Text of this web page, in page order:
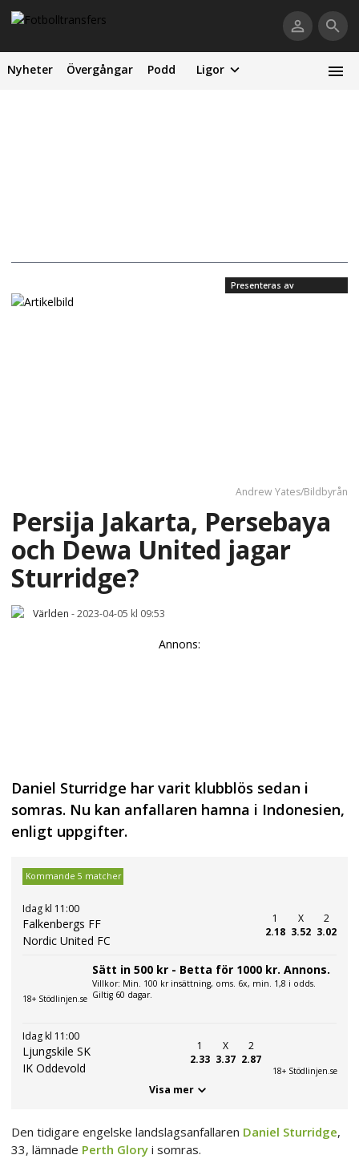
Nyheter Övergångar Podd Ligor
Presenteras av
Andrew Yates/Bildbyrån
Persija Jakarta, Persebaya
och Dewa United jagar
Sturridge?
Världen -2023-04-05 kl 09:53
Annons:
Daniel Sturridge har varit klubblös sedan i
somras. Nu kan anfallaren hamna i Indonesien,
enligt uppgifter.
Kommande 5 matcher
Idag kl 11:00
Falkenbergs FF
Nordic United FC
1
2.18
X
3.52
2
3.02
18+ Stödlinjen.se
Sätt in 500 kr - Betta för 1000 kr. Annons.
Villkor: Min. 100 kr insättning, oms. 6x, min. 1,8 i odds.
Giltig 60 dagar.
Idag kl 11:00
Ljungskile SK
IK Oddevold
1
2.33
X
3.37
2
2.87
18+ Stödlinjen.se
Visa mer
Den tidigare engelske landslagsanfallaren Daniel Sturridge,
33, lämnade Perth Glory i somras.